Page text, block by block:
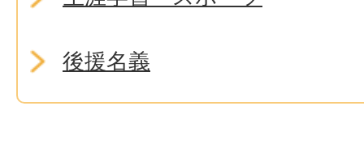
後援名義